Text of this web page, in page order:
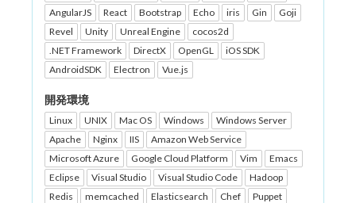
AngularJS
React Bootstrap Echo iris Gin
Goji
Revel
Unity Unreal Engine
cocos2d
.NET Framework
DirectX OpenGL
iOS SDK
AndroidSDK
Electron Vue.js
開発環境
Linux UNIX Mac OS Windows
Windows Server
Apache
Nginx IIS
Amazon Web Service
Microsoft Azure
Google Cloud Platform Vim
Emacs
Eclipse
Visual Studio Visual Studio Code
Hadoop
Redis
memcached Elasticsearch Chef
Puppet